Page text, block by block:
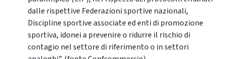
dalle rispettive Federazioni sportive nazionali,
Discipline sportive associate ed enti di promozione
sportiva, idonei a prevenire o ridurre il rischio di
contagio nel settore di riferimento o in settori